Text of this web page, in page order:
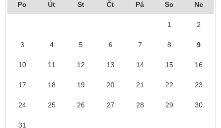
Po Út St Čt Pá So Ne
1 2
3 4 5 6 7 8 9
10 11 12 13 14 15 16
17 18 19 20 21 22 23
24 25 26 27 28 29 30
31